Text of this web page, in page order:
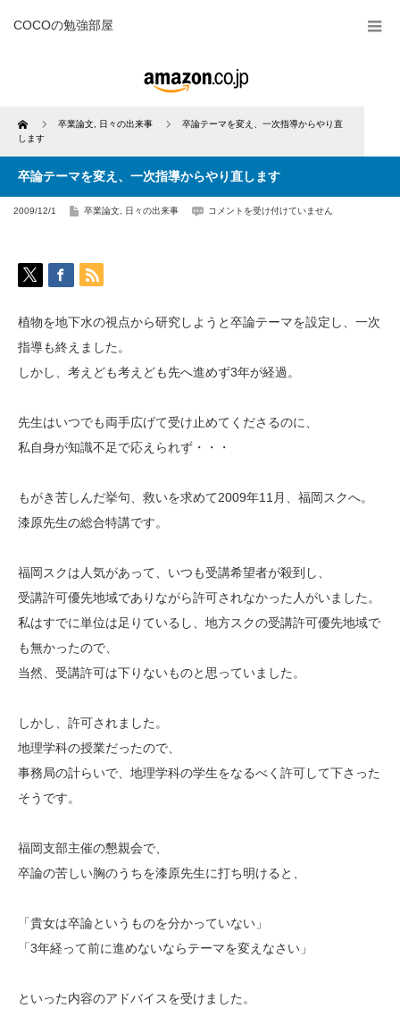
COCOの勉強部屋
Home 卒業論文 日々の出来事
卒論テーマを変え、一次指導からやり直
します
卒論テーマを変え、一次指導からやり直します
2009/12/1 卒業論文 日々の出来事
卒
か
ら
ま
す
コメントを受け付けていません
植物を地下水の視点から研究しようと卒論テーマを設定し、一次
指導も終えました。
しかし、考えども考えども先へ進めず3年が経過。
先生はいつでも両手広げて受け止めてくださるのに、
私自身が知識不足で応えられず・・・
もがき苦しんだ挙句、救いを求めて2009年11月、福岡スクへ。
漆原先生の総合特講です。
福岡スクは人気があって、いつも受講希望者が殺到し、
受講許可優先地域でありながら許可されなかった人がいました。
私はすでに単位は足りているし、地方スクの受講許可優先地域で
も無かったので、
当然、受講許可は下りないものと思っていました。
しかし、許可されました。
地理学科の授業だったので、
事務局の計らいで、地理学科の学生をなるべく許可して下さった
そうです。
福岡支部主催の懇親会で、
卒論の苦しい胸のうちを漆原先生に打ち明けると、
「貴女は卒論というものを分かっていない」
「3年経って前に進めないならテーマを変えなさい」
といった内容のアドバイスを受けました。